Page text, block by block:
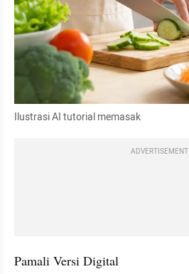
Ilustrasi AI tutorial memasak
ADVERTISEMENT
Pamali Versi Digital